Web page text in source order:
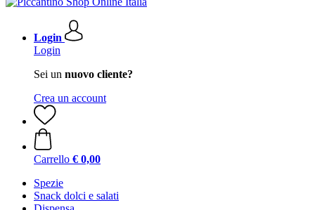
Login
Login
Sei un nuovo cliente?
Crea un account
Carrello € 0,00
Spezie
Snack dolci e salati